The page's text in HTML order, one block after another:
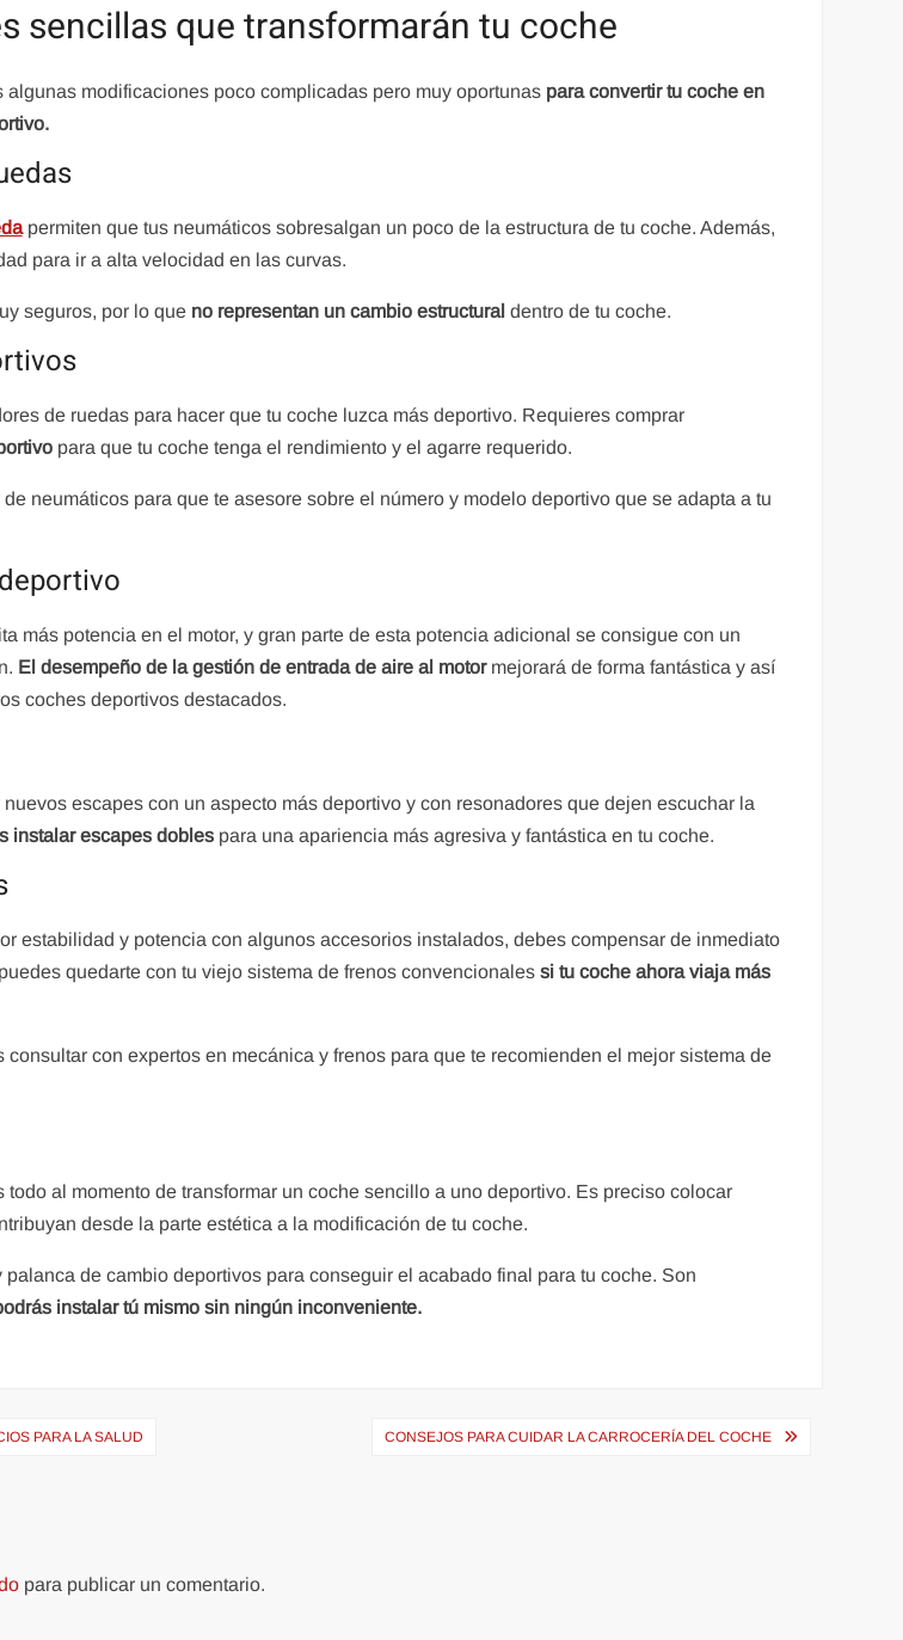
sencillas que transformarán tu coche
algunas modificaciones poco complicadas pero muy oportunas para convertir tu coche en
permiten que tus neumáticos sobresalgan un poco de la estructura de tu coche. Además,
para ir a alta velocidad en las curvas.
seguros, por lo que no representan un cambio estructural dentro de tu coche.
de ruedas para hacer que tu coche luzca más deportivo. Requieres comprar
para que tu coche tenga el rendimiento y el agarre requerido.
neumáticos para que te asesore sobre el número y modelo deportivo que se adapta a tu
más potencia en el motor, y gran parte de esta potencia adicional se consigue con un
El desempeño de la gestión de entrada de aire al motormejorará de forma fantástica y así
coches deportivos destacados.
escapes con un aspecto más deportivo y con resonadores que dejen escuchar la
instalar escapes doblespara una apariencia más agresiva y fantástica en tu coche.
estabilidad y potencia con algunos accesorios instalados, debes compensar de inmediato
quedarte con tu viejo sistema de frenos convencionales si tu coche ahora viaja más
consultar con expertos en mecánica y frenos para que te recomienden el mejor sistema de
todo al momento de transformar un coche sencillo a uno deportivo. Es preciso colocar
desde la parte estética a la modificación de tu coche.
de cambio deportivos para conseguir el acabado final para tu coche. Son
instalar tú mismo sin ningún inconveniente.
PARA LA SALUD CONSEJOS PARA CUIDAR LA CARROCERÍA DEL COCHE
para publicar un comentario.